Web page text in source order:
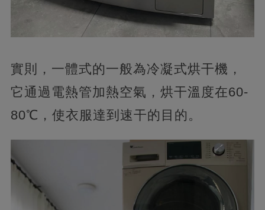
實則，一體式的一般為冷凝式烘干機，
它通過電熱管加熱空氣，烘干溫度在60-
80℃，使衣服達到速干的目的。